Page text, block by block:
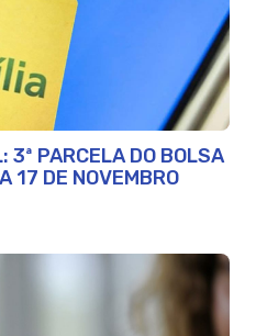
3ª PARCELA DO BOLSA
17 DE NOVEMBRO